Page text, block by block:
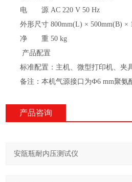
电 源 AC 220 V 50 Hz
外形尺寸 800mm(L) × 500mm(B) ×
净 重 50 kg
产品配置
标准配置：主机、微型打印机、夹
备注：本机气源接口为Ф6 mm聚氨
产品咨询